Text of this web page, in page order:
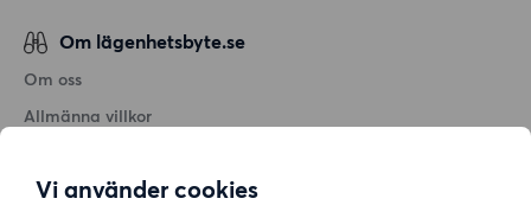
Vi använder cookies
Om lägenhetsbyte.se
Om oss
Allmänna villkor
Cookiepolicy